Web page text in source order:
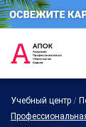
Учебный центр /